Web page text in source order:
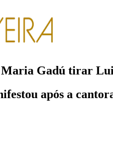
Maria Gadú tirar
após a